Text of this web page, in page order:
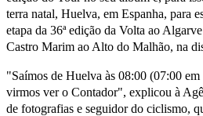
terra natal, Huelva, em Espanha, para
etapa da 36ª edição da Volta ao
Castro Marim ao Alto do Malhão, na
"Saímos de Huelva às 08:00 (07:00
virmos ver o Contador", explicou à
de fotografias e seguidor do ciclismo,